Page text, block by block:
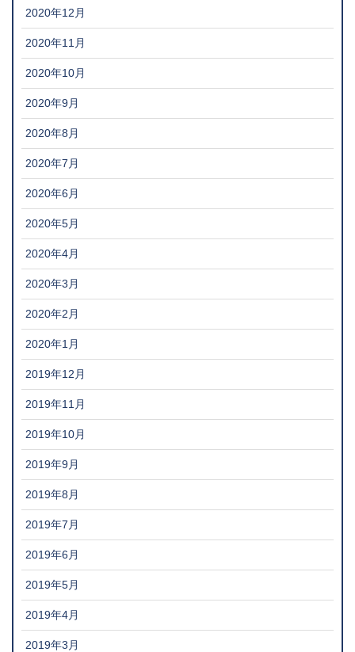
2020年12月
2020年11月
2020年10月
2020年9月
2020年8月
2020年7月
2020年6月
2020年5月
2020年4月
2020年3月
2020年2月
2020年1月
2019年12月
2019年11月
2019年10月
2019年9月
2019年8月
2019年7月
2019年6月
2019年5月
2019年4月
2019年3月